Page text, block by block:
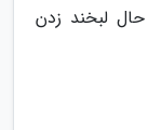
لبخند زدن